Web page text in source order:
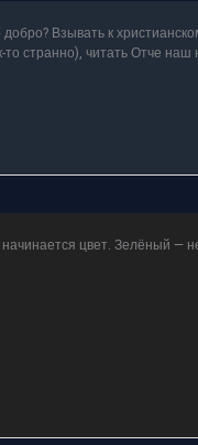
Взывать к
то странно), читать Отче
цвет. Зелёный —